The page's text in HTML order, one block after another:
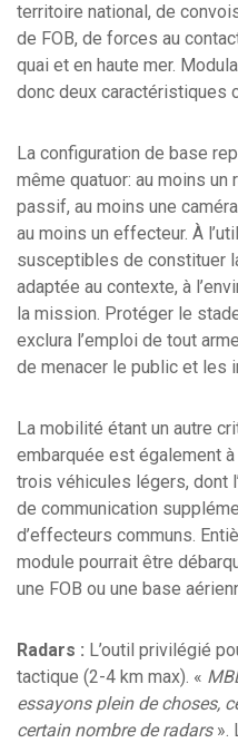
territoire national, de
de FOB, de forces au
quai et en haute mer.
donc deux caractéristiques
La configuration de base
même quatuor: au moins un
passif, au moins une
au moins un effecteur. À
susceptibles de constituer
adaptée au contexte, à
la mission. Protéger le
exclura l’emploi de tout
de menacer le public et les
La mobilité étant un autre
embarquée est également
trois véhicules légers, dont
de communication
d’effecteurs communs.
module pourrait être
une FOB ou une base
Radars : L’outil privilégié
tactique (2-4 km max). «
essayons plein de choses,
certain nombre de radars».